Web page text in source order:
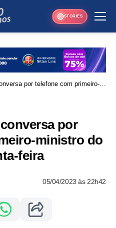
STORIES
por telefone com primeiro-
por
ministro do
feira
05/04/2023 às 22h42